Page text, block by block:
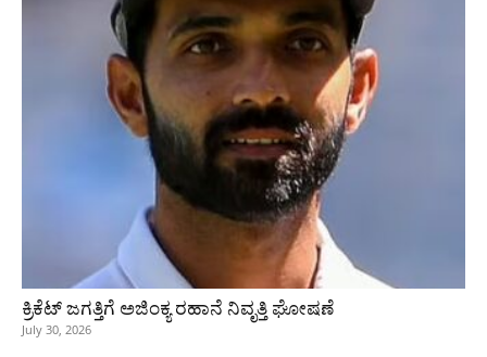
ಕ್ರಿಕೆಟ್‌ ಜಗತ್ತಿಗೆ ಅಜಿಂಕ್ಯ ರಹಾನೆ ನಿವೃತ್ತಿ ಘೋಷಣೆ
July 30, 2026